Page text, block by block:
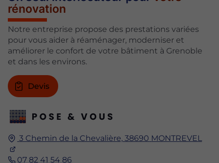
3 Chemin de la Chevalière, 38690 MONTREVEL
07 82 41 54 86
rénovation
Notre entreprise propose des prestations variées
pour vous aider à réaménager, moderniser et
améliorer le confort de votre bâtiment à Grenoble
et dans les environs.
Devis